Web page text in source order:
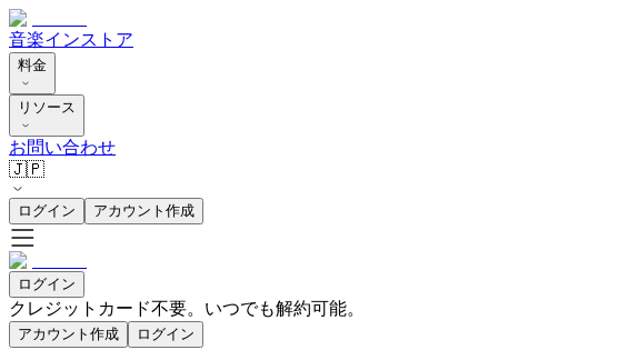
音楽インストア
料金
リソース
お問い合わせ
🇯🇵
ログイン アカウント作成
ログイン
クレジットカード不要。いつでも解約可能。
アカウント作成 ログイン